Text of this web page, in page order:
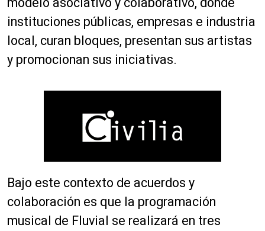
instituciones públicas, empresas e industria
local, curan bloques, presentan sus artistas
y promocionan sus iniciativas.
Bajo este contexto de acuerdos y
colaboración es que la programación
musical de Fluvial se realizará en tres